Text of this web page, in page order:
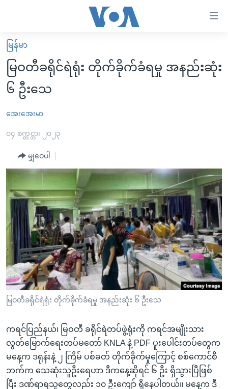
လွယ်ကူ
စေ
သည့်
Link
များ
ပင်မ
ကြည့်
ပင်မ
အ
ညွန်း
စာမျက်နှာ
သို့
ကျော်
ကြည့်
ရှာဖွေ
ရန်
နေရာ
သို့
ကျော်
မူလစာမျက်နှာ
မြန်မာ
ကမ္ဘာ့သတင်းများ
အစ္စရေး-ပါလက်စတိုင်း
အင်္ဂလိပ်စာလေ့လာမယ်
အမေရိကန်သုံးအီဒီယံ
မကြေးမုံရဲ့ အင်္ဂလိပ်စာ
ရုပ်ရှင်ထဲက အင်္ဂလိပ်စာ
သုတပဒေသာ အင်္ဂလိပ်စာ
အပတ်စဉ်ကဏ္ဍများ
ရေဒီယို
တီဗွီ
ရေဒီယိုနှင့်ရုပ်သံ အချက်အလက်များ
ရေဒီယို/တီဗွီအစီအစဉ်
Learning English
ဗွီအိုအေ လူမှုကွန်ယက်များ
ဘာသာစကားများ
မြန်မာ
မြဝတီခရိုင်ရဲရုံး တိုက်ခိုက်ခံရမှု အနည်းဆုံး
၆ ဦးသေ
အေးအေးမာ
၀၄ စက္တင္ဘာ၊ ၂၀၂၃
မျှဝေပါ
မြဝတီခရိုင်ရဲရုံး တိုက်ခိုက်ခံရမှု အနည်းဆုံး ၆ ဦးသေ
ကရင်ပြည်နယ်၊ မြဝတီ ခရိုင်ရဲတပ်ဖွဲ့ရုံးကို ကရင်အမျိုးသား
လွတ်မြောက်ရေးတပ်မတော် KNLA နဲ့ PDF ပူးပေါင်းတပ်တွေက
မနေ့က ဒရုန်းနဲ့ ၂ ကြိမ် ပစ်ခတ် တိုက်ခိုက်မှုကြောင့် စစ်ကောင်စီ
ဘက်က သေဆုံးသူဦးရေဟာ ဒီကနေ့ဆိုရင် ၆ ဦး ရှိသွားပြီဖြစ်
ပြီး ဒဏ်ရာရသူတွေလည်း ၁၀ ဦးကျော် ရှိနေပါတယ်။ မနေ့က ဒီ